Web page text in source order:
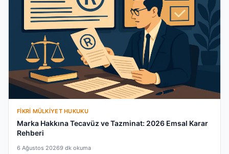
FIKRI MÜLKIYET HUKUKU
Marka Hakkına Tecavüz ve Tazminat: 2026 Emsal Karar
Rehberi
6 Ağustos 20269 dk okuma